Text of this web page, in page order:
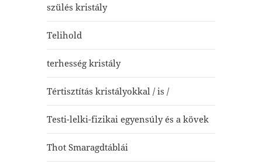
szülés kristály
Telihold
terhesség kristály
Tértisztítás kristályokkal / is /
Testi-lelki-fizikai egyensúly és a kövek
Thot Smaragdtáblái